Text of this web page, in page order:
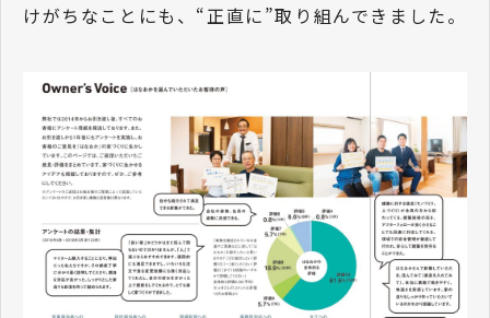
けがちなことにも、“正直に”取り組んできました。